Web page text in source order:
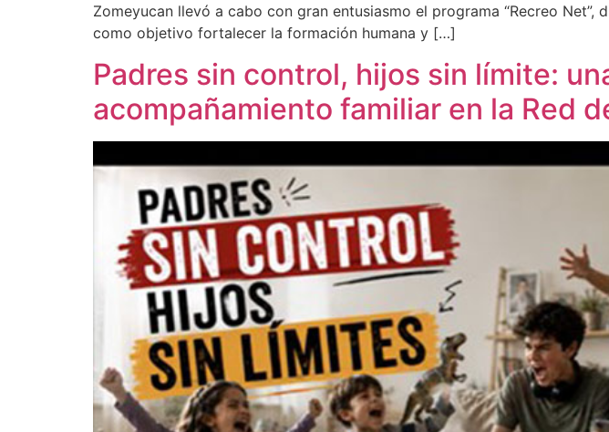
Zomeyucan llevó a cabo con gran entusiasmo el programa “Recreo
como objetivo fortalecer la formación humana y […]
Padres sin control, hijos sin límite:
acompañamiento familiar en la Red